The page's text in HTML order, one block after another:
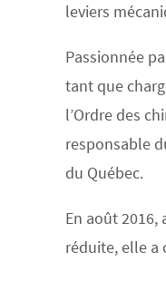
leviers
Passionnée
tant que
l’Ordre des
responsable
du Québec.
En août
réduite, elle a